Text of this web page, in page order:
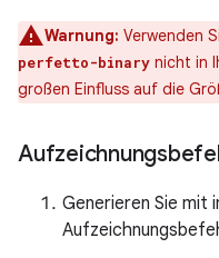
Warnung: Verwenden
perfetto-binary nicht in
großen Einfluss auf die
Generieren Sie mit